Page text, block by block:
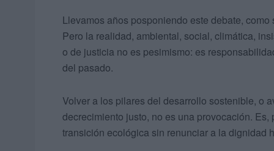
Llevamos años posponiendo este debate,
Pero la realidad, ambiental, social, climática,
o de justicia no es pesimismo: es
del pasado.
Volver a los pilares del desarrollo sostenible, o
decrecimiento justo, no es una provocación.
transición ecológica sin renunciar a la dignidad